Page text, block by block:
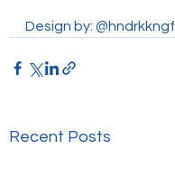
Design by: @hndrkkngf
Recent Posts